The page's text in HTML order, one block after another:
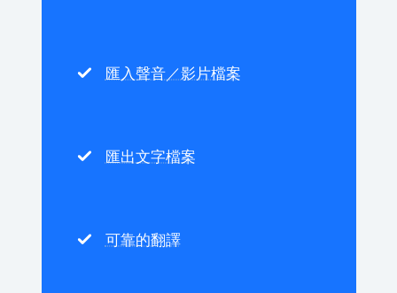
匯入聲音／影片檔案
匯出文字檔案
可靠的翻譯